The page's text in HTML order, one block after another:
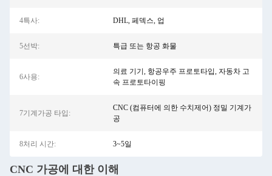
4특사: DHL, 페덱스, 업
5선박: 특급 또는 항공 화물
6사용:
의료 기기, 항공우주 프로토타입, 자동차 고
속 프로토타이핑
7기계가공 타입:
CNC (컴퓨터에 의한 수치제어) 정밀 기계가
공
8처리 시간: 3~5일
CNC 가공에 대한 이해